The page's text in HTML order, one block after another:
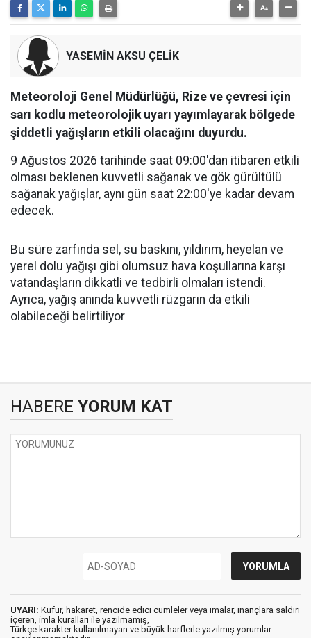
YASEMİN AKSU ÇELİK
Meteoroloji Genel Müdürlüğü, Rize ve çevresi için
sarı kodlu meteorolojik uyarı yayımlayarak bölgede
şiddetli yağışların etkili olacağını duyurdu.
9 Ağustos 2026 tarihinde saat 09:00'dan itibaren etkili
olması beklenen kuvvetli sağanak ve gök gürültülü
sağanak yağışlar, aynı gün saat 22:00'ye kadar devam
edecek.
Bu süre zarfında sel, su baskını, yıldırım, heyelan ve
yerel dolu yağışı gibi olumsuz hava koşullarına karşı
vatandaşların dikkatli ve tedbirli olmaları istendi.
Ayrıca, yağış anında kuvvetli rüzgarın da etkili
olabileceği belirtiliyor
HABERE YORUM KAT
UYARI: Küfür, hakaret, rencide edici cümleler veya imalar, inançlara saldırı
içeren, imla kuralları ile yazılmamış,
Türkçe karakter kullanılmayan ve büyük harflerle yazılmış yorumlar